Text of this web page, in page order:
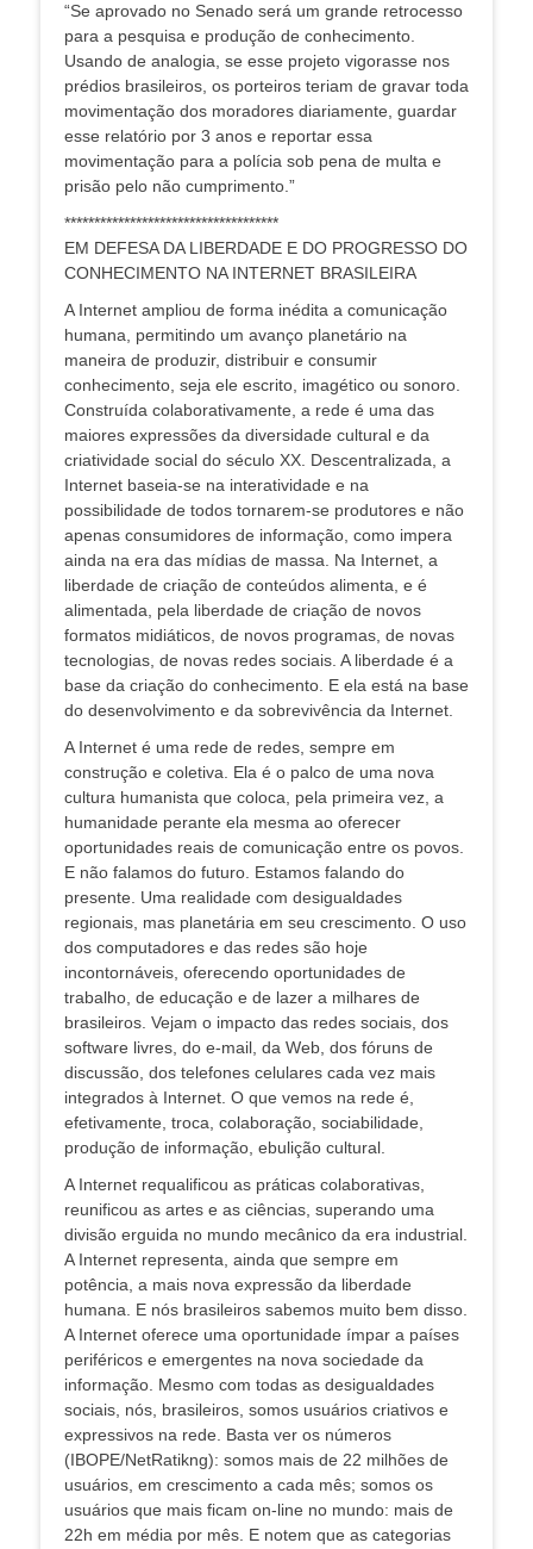
“Se aprovado no Senado será um grande retrocesso
para a pesquisa e produção de conhecimento.
Usando de analogia, se esse projeto vigorasse nos
prédios brasileiros, os porteiros teriam de gravar toda
movimentação dos moradores diariamente, guardar
esse relatório por 3 anos e reportar essa
movimentação para a polícia sob pena de multa e
prisão pelo não cumprimento.”
************************************
EM DEFESA DA LIBERDADE E DO PROGRESSO DO
CONHECIMENTO NA INTERNET BRASILEIRA
A Internet ampliou de forma inédita a comunicação
humana, permitindo um avanço planetário na
maneira de produzir, distribuir e consumir
conhecimento, seja ele escrito, imagético ou sonoro.
Construída colaborativamente, a rede é uma das
maiores expressões da diversidade cultural e da
criatividade social do século XX. Descentralizada, a
Internet baseia-se na interatividade e na
possibilidade de todos tornarem-se produtores e não
apenas consumidores de informação, como impera
ainda na era das mídias de massa. Na Internet, a
liberdade de criação de conteúdos alimenta, e é
alimentada, pela liberdade de criação de novos
formatos midiáticos, de novos programas, de novas
tecnologias, de novas redes sociais. A liberdade é a
base da criação do conhecimento. E ela está na base
do desenvolvimento e da sobrevivência da Internet.
A Internet é uma rede de redes, sempre em
construção e coletiva. Ela é o palco de uma nova
cultura humanista que coloca, pela primeira vez, a
humanidade perante ela mesma ao oferecer
oportunidades reais de comunicação entre os povos.
E não falamos do futuro. Estamos falando do
presente. Uma realidade com desigualdades
regionais, mas planetária em seu crescimento. O uso
dos computadores e das redes são hoje
incontornáveis, oferecendo oportunidades de
trabalho, de educação e de lazer a milhares de
brasileiros. Vejam o impacto das redes sociais, dos
software livres, do e-mail, da Web, dos fóruns de
discussão, dos telefones celulares cada vez mais
integrados à Internet. O que vemos na rede é,
efetivamente, troca, colaboração, sociabilidade,
produção de informação, ebulição cultural.
A Internet requalificou as práticas colaborativas,
reunificou as artes e as ciências, superando uma
divisão erguida no mundo mecânico da era industrial.
A Internet representa, ainda que sempre em
potência, a mais nova expressão da liberdade
humana. E nós brasileiros sabemos muito bem disso.
A Internet oferece uma oportunidade ímpar a países
periféricos e emergentes na nova sociedade da
informação. Mesmo com todas as desigualdades
sociais, nós, brasileiros, somos usuários criativos e
expressivos na rede. Basta ver os números
(IBOPE/NetRatikng): somos mais de 22 milhões de
usuários, em crescimento a cada mês; somos os
usuários que mais ficam on-line no mundo: mais de
22h em média por mês. E notem que as categorias